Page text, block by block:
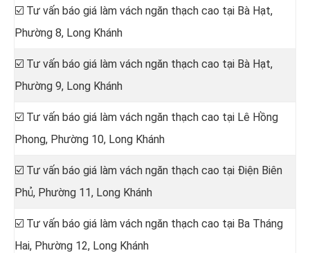
☑️ Tư vấn báo giá làm vách ngăn thạch cao tại Bà Hạt,
Phường 8, Long Khánh
☑️ Tư vấn báo giá làm vách ngăn thạch cao tại Bà Hạt,
Phường 9, Long Khánh
☑️ Tư vấn báo giá làm vách ngăn thạch cao tại Lê Hồng
Phong, Phường 10, Long Khánh
☑️ Tư vấn báo giá làm vách ngăn thạch cao tại Điện Biên
Phủ, Phường 11, Long Khánh
☑️ Tư vấn báo giá làm vách ngăn thạch cao tại Ba Tháng
Hai, Phường 12, Long Khánh